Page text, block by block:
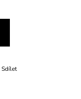
Sdílet